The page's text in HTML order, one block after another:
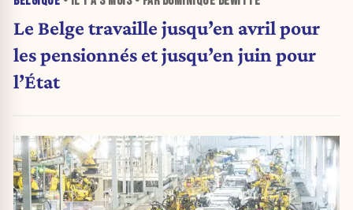
Le Belge travaille jusqu’en avril pour
les pensionnés et jusqu’en juin pour
l’État